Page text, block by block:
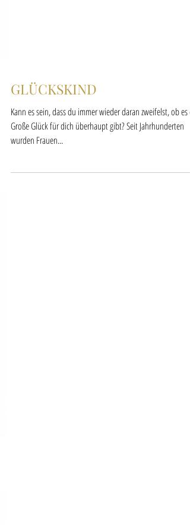
GLÜCKSKIND
Kann es sein, dass du immer wieder daran zweifelst, ob es
Große Glück für dich überhaupt gibt? Seit Jahrhunderten